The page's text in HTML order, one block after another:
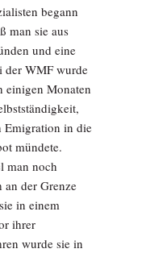
begann
man sie aus
und eine
der WMF wurde
einigen Monaten
Emigration in die
mündete.
man noch
an der Grenze
in einem
ihrer
wurde sie in